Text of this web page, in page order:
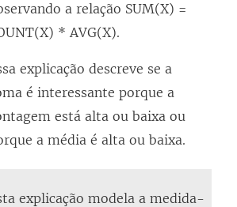
a relação SUM(X) =
* AVG(X).
explicação descreve se a
é interessante porque a
está alta ou baixa ou
a média é alta ou baixa.
explicação modela a medida-